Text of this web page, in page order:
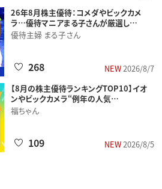
26年8月株主優待：コメダやビックカメ
ラ…優待マニアまる子さんが厳選し…
優待主婦 まる子さん
NEW2026/8/7
268
【8月の株主優待ランキングTOP10】イオ
ンやビックカメラ“例年の人気…
福ちゃん
NEW2026/8/5
109